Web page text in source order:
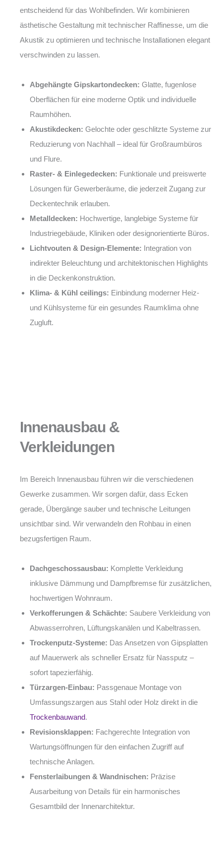
entscheidend für das Wohlbefinden. Wir kombinieren
ästhetische Gestaltung mit technischer Raffinesse, um die
Akustik zu optimieren und technische Installationen elegant
verschwinden zu lassen.
Abgehängte Gipskartondecken: Glatte, fugenlose
Oberflächen für eine moderne Optik und individuelle
Raumhöhen.
Akustikdecken: Gelochte oder geschlitzte Systeme zur
Reduzierung von Nachhall – ideal für Großraumbüros
und Flure.
Raster- & Einlegedecken: Funktionale und preiswerte
Lösungen für Gewerberäume, die jederzeit Zugang zur
Deckentechnik erlauben.
Metalldecken: Hochwertige, langlebige Systeme für
Industriegebäude, Kliniken oder designorientierte Büros.
Lichtvouten & Design-Elemente: Integration von
indirekter Beleuchtung und architektonischen Highlights
in die Deckenkonstruktion.
Klima- & Kühl ceilings: Einbindung moderner Heiz-
und Kühlsysteme für ein gesundes Raumklima ohne
Zugluft.
Innenausbau &
Verkleidungen
Im Bereich Innenausbau führen wir die verschiedenen
Gewerke zusammen. Wir sorgen dafür, dass Ecken
gerade, Übergänge sauber und technische Leitungen
unsichtbar sind. Wir verwandeln den Rohbau in einen
bezugsfertigen Raum.
Dachgeschossausbau: Komplette Verkleidung
inklusive Dämmung und Dampfbremse für zusätzlichen,
hochwertigen Wohnraum.
Verkofferungen & Schächte: Saubere Verkleidung von
Abwasserrohren, Lüftungskanälen und Kabeltrassen.
Trockenputz-Systeme: Das Ansetzen von Gipsplatten
auf Mauerwerk als schneller Ersatz für Nassputz –
sofort tapezierfähig.
Türzargen-Einbau: Passgenaue Montage von
Umfassungszargen aus Stahl oder Holz direkt in die
Trockenbauwand.
Revisionsklappen: Fachgerechte Integration von
Wartungsöffnungen für den einfachen Zugriff auf
technische Anlagen.
Fensterlaibungen & Wandnischen: Präzise
Ausarbeitung von Details für ein harmonisches
Gesamtbild der Innenarchitektur.